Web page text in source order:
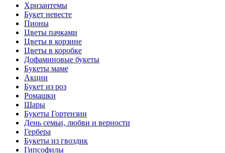
Хризантемы
Букет невесте
Пионы
Цветы пачками
Цветы в корзине
Цветы в коробке
Дофаминовые букеты
Букеты маме
Акции
Букет из роз
Ромашки
Шары
Букеты Гортензии
День семьи, любви и верности
Гербера
Букеты из гвоздик
Гипсофилы